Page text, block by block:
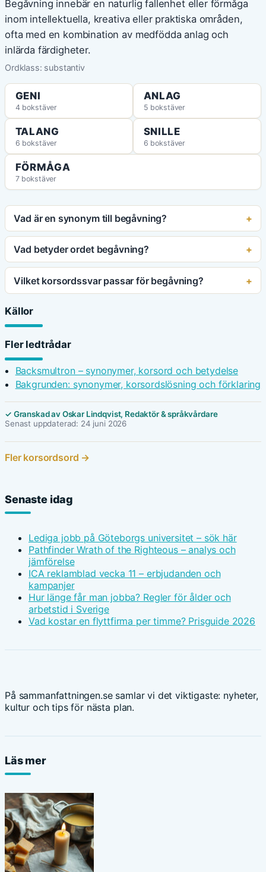
Begåvning innebär en naturlig fallenhet eller förmåga
inom intellektuella, kreativa eller praktiska områden,
ofta med en kombination av medfödda anlag och
inlärda färdigheter.
Ordklass: substantiv
GENI
4 bokstäver
ANLAG
5 bokstäver
TALANG
6 bokstäver
SNILLE
6 bokstäver
FÖRMÅGA
7 bokstäver
Vad är en synonym till begåvning?
Vad betyder ordet begåvning?
Vilket korsordssvar passar för begåvning?
Källor
Fler ledtrådar
Backsmultron – synonymer, korsord och betydelse
Bakgrunden: synonymer, korsordslösning och förklaring
✓ Granskad av Oskar Lindqvist, Redaktör & språkvårdare
Senast uppdaterad: 24 juni 2026
Fler korsordsord →
Senaste idag
Lediga jobb på Göteborgs universitet – sök här
Pathfinder Wrath of the Righteous – analys och
jämförelse
ICA reklamblad vecka 11 – erbjudanden och
kampanjer
Hur länge får man jobba? Regler för ålder och
arbetstid i Sverige
Vad kostar en flyttfirma per timme? Prisguide 2026
På sammanfattningen.se samlar vi det viktigaste: nyheter,
kultur och tips för nästa plan.
Läs mer